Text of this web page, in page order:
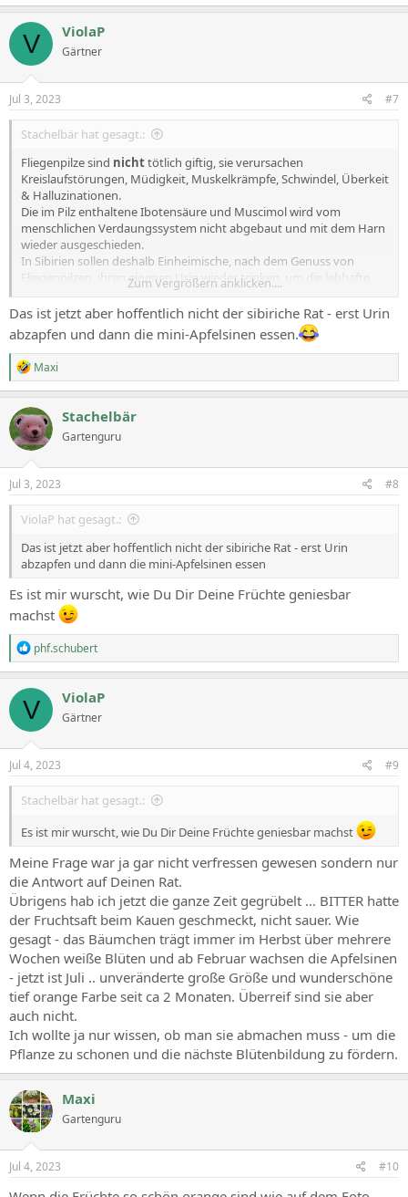
V ViolaP
Gärtner
Jul 3, 2023 #7
Stachelbär hat gesagt.:
Fliegenpilze sind nichttötlich giftig, sie verursachen
Kreislaufstörungen, Müdigkeit, Muskelkrämpfe, Schwindel, Überkeit
& Halluzinationen.
Die im Pilz enthaltene Ibotensäure und Muscimol wird vom
menschlichen Verdaungssystem nicht abgebaut und mit dem Harn
wieder ausgeschieden.
In Sibirien sollen deshalb Einheimische, nach dem Genuss von
Fliegenpilzen, ihren eigenen Urin wieder trinken, um die lebhafte
Farbwahrnehmung und halluzigene Wirkung zu verlängern.
So vermeiden sie die Übelkeit, die durch Einnahme weiterer Pilze
entstehen würde.
Zum Vergrößern anklicken....
Das ist jetzt aber hoffentlich nicht der sibiriche Rat - erst Urin
abzapfen und dann die mini-Apfelsinen essen.
R
e
a
c
t
i
o
n
s
Maxi
Stachelbär
Gartenguru
Jul 3, 2023 #8
ViolaP hat gesagt.:
Das ist jetzt aber hoffentlich nicht der sibiriche Rat - erst Urin
abzapfen und dann die mini-Apfelsinen essen
Es ist mir wurscht, wie Du Dir Deine Früchte geniesbar
machst
R
e
a
c
t
i
o
n
s
phf.schubert
V ViolaP
Gärtner
Jul 4, 2023 #9
Stachelbär hat gesagt.:
Es ist mir wurscht, wie Du Dir Deine Früchte geniesbar machst
Meine Frage war ja gar nicht verfressen gewesen sondern nur
die Antwort auf Deinen Rat.
Übrigens hab ich jetzt die ganze Zeit gegrübelt ... BITTER hatte
der Fruchtsaft beim Kauen geschmeckt, nicht sauer. Wie
gesagt - das Bäumchen trägt immer im Herbst über mehrere
Wochen weiße Blüten und ab Februar wachsen die Apfelsinen
- jetzt ist Juli .. unveränderte große Größe und wunderschöne
tief orange Farbe seit ca 2 Monaten. Überreif sind sie aber
auch nicht.
Ich wollte ja nur wissen, ob man sie abmachen muss - um die
Pflanze zu schonen und die nächste Blütenbildung zu fördern.
Maxi
Gartenguru
Jul 4, 2023 #10